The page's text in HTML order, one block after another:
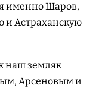
именно Шаров,
и Астраханскую
наш земляк
Арсеновым и